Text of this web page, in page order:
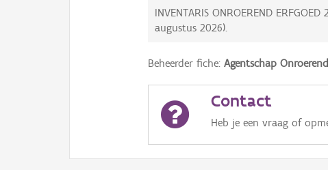
INVENTARIS ONROEREND ERFGOED
augustus 2026).
Beheerder fiche:Agentschap
Contact
Heb je een vraag of